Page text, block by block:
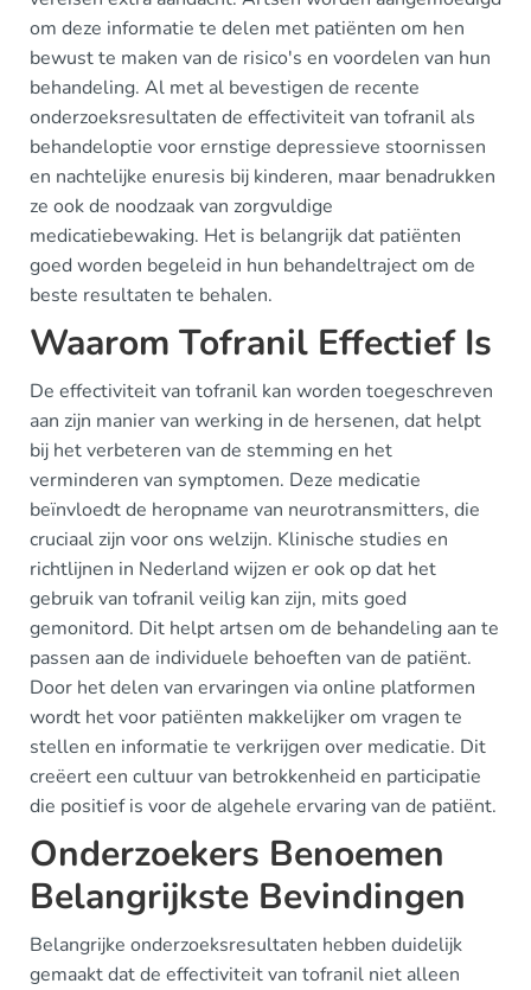
om deze informatie te delen met patiënten om hen
bewust te maken van de risico's en voordelen van hun
behandeling. Al met al bevestigen de recente
onderzoeksresultaten de effectiviteit van tofranil als
behandeloptie voor ernstige depressieve stoornissen
en nachtelijke enuresis bij kinderen, maar benadrukken
ze ook de noodzaak van zorgvuldige
medicatiebewaking. Het is belangrijk dat patiënten
goed worden begeleid in hun behandeltraject om de
beste resultaten te behalen.
Waarom Tofranil Effectief Is
De effectiviteit van tofranil kan worden toegeschreven
aan zijn manier van werking in de hersenen, dat helpt
bij het verbeteren van de stemming en het
verminderen van symptomen. Deze medicatie
beïnvloedt de heropname van neurotransmitters, die
cruciaal zijn voor ons welzijn. Klinische studies en
richtlijnen in Nederland wijzen er ook op dat het
gebruik van tofranil veilig kan zijn, mits goed
gemonitord. Dit helpt artsen om de behandeling aan te
passen aan de individuele behoeften van de patiënt.
Door het delen van ervaringen via online platformen
wordt het voor patiënten makkelijker om vragen te
stellen en informatie te verkrijgen over medicatie. Dit
creëert een cultuur van betrokkenheid en participatie
die positief is voor de algehele ervaring van de patiënt.
Onderzoekers Benoemen
Belangrijkste Bevindingen
Belangrijke onderzoeksresultaten hebben duidelijk
gemaakt dat de effectiviteit van tofranil niet alleen